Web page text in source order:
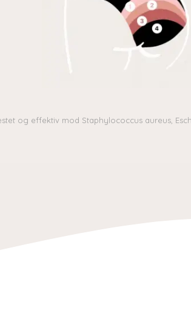
og effektiv mod Staphylococcus aureus,